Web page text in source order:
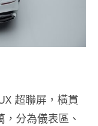
超聯屏，橫貫
分為儀表區、